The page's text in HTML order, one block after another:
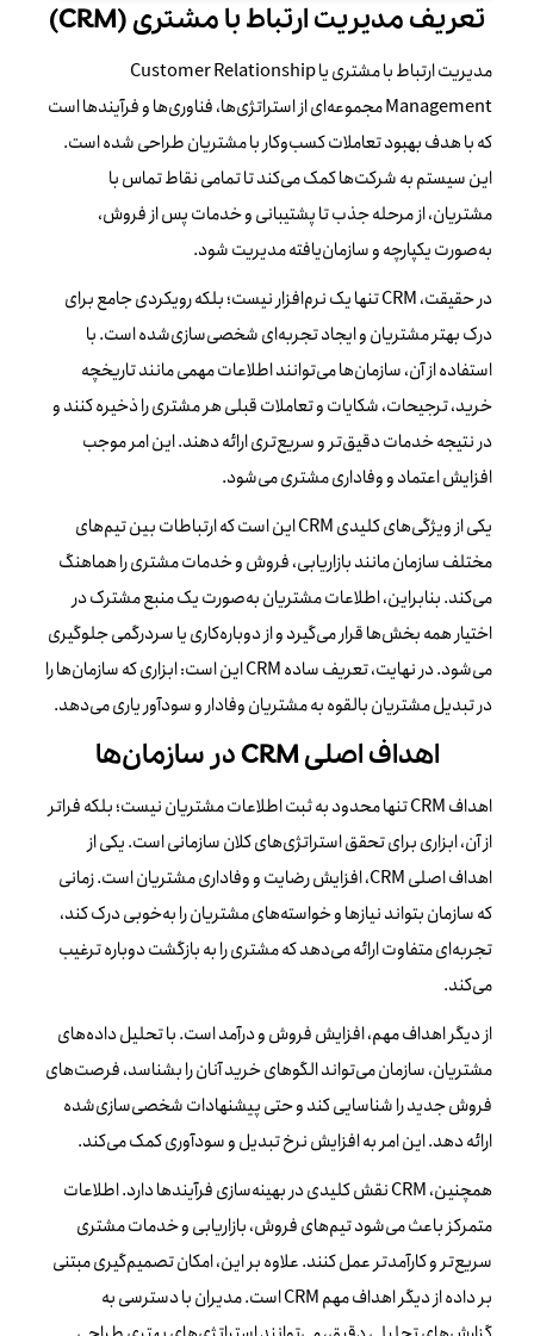
تعریف مدیریت ارتباط با مشتری (CRM)
مدیریت ارتباط با مشتری یا Customer Relationship
Management مجموعه‌ای از استراتژی‌ها، فناوری‌ها و فرآیندها است
که با هدف بهبود تعاملات کسب‌وکار با مشتریان طراحی شده است.
این سیستم به شرکت‌ها کمک می‌کند تا تمامی نقاط تماس با
مشتریان، از مرحله جذب تا پشتیبانی و خدمات پس از فروش،
به‌صورت یکپارچه و سازمان‌یافته مدیریت شود.
در حقیقت، CRM تنها یک نرم‌افزار نیست؛ بلکه رویکردی جامع برای
درک بهتر مشتریان و ایجاد تجربه‌ای شخصی‌سازی‌شده است. با
استفاده از آن، سازمان‌ها می‌توانند اطلاعات مهمی مانند تاریخچه
خرید، ترجیحات، شکایات و تعاملات قبلی هر مشتری را ذخیره کنند و
در نتیجه خدمات دقیق‌تر و سریع‌تری ارائه دهند. این امر موجب
افزایش اعتماد و وفاداری مشتری می‌شود.
یکی از ویژگی‌های کلیدی CRM این است که ارتباطات بین تیم‌های
مختلف سازمان مانند بازاریابی، فروش و خدمات مشتری را هماهنگ
می‌کند. بنابراین، اطلاعات مشتریان به‌صورت یک منبع مشترک در
اختیار همه بخش‌ها قرار می‌گیرد و از دوباره‌کاری یا سردرگمی جلوگیری
می‌شود. در نهایت، تعریف ساده CRM این است: ابزاری که سازمان‌ها را
در تبدیل مشتریان بالقوه به مشتریان وفادار و سودآور یاری می‌دهد.
اهداف اصلی CRM در سازمان‌ها
اهداف CRM تنها محدود به ثبت اطلاعات مشتریان نیست؛ بلکه فراتر
از آن، ابزاری برای تحقق استراتژی‌های کلان سازمانی است. یکی از
اهداف اصلی CRM، افزایش رضایت و وفاداری مشتریان است. زمانی
که سازمان بتواند نیازها و خواسته‌های مشتریان را به‌خوبی درک کند،
تجربه‌ای متفاوت ارائه می‌دهد که مشتری را به بازگشت دوباره ترغیب
می‌کند.
از دیگر اهداف مهم، افزایش فروش و درآمد است. با تحلیل داده‌های
مشتریان، سازمان می‌تواند الگوهای خرید آنان را بشناسد، فرصت‌های
فروش جدید را شناسایی کند و حتی پیشنهادات شخصی‌سازی‌شده
ارائه دهد. این امر به افزایش نرخ تبدیل و سودآوری کمک می‌کند.
همچنین، CRM نقش کلیدی در بهینه‌سازی فرآیندها دارد. اطلاعات
متمرکز باعث می‌شود تیم‌های فروش، بازاریابی و خدمات مشتری
سریع‌تر و کارآمدتر عمل کنند. علاوه بر این، امکان تصمیم‌گیری مبتنی
بر داده از دیگر اهداف مهم CRM است. مدیران با دسترسی به